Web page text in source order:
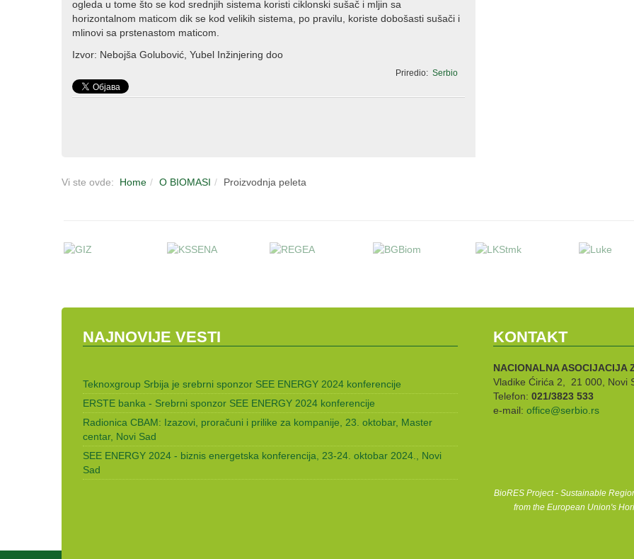
ogleda u tome što se kod srednjih sistema koristi ciklonski sušač i mljin sa
horizontalnom maticom dik se kod velikih sistema, po pravilu, koriste dobošasti sušači i
mlinovi sa prstenastom maticom.
Izvor: Nebojša Golubović, Yubel Inžinjering doo
Priredio: Serbio
Vi ste ovde: Home O BIOMASI Proizvodnja peleta
NAJNOVIJE VESTI
Teknoxgroup Srbija je srebrni sponzor SEE ENERGY 2024 konferencije
ERSTE banka - Srebrni sponzor SEE ENERGY 2024 konferencije
Radionica CBAM: Izazovi, proračuni i prilike za kompanije, 23. oktobar, Master
centar, Novi Sad
SEE ENERGY 2024 - biznis energetska konferencija, 23-24. oktobar 2024., Novi
Sad
KONTAKT
NACIONALNA ASOCIJACIJA
Vladike Ćirića 2, 21 000, Novi
Telefon: 021/3823 533
e-mail: office@serbio.rs
BioRES Project - Sustainable
from the European Union's